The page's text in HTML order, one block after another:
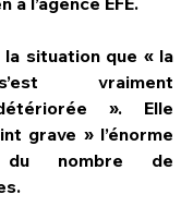
situation que « la
vraiment
». Elle
grave » l’énorme
du nombre de